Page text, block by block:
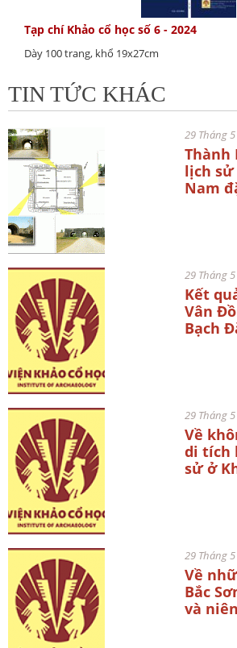
Tạp chí Khảo cổ học số 6 - 2024
Dày 100 trang, khổ 19x27cm
TIN TỨC KHÁC
29 Tháng
Thành
lịch sử
Nam
29 Tháng
Kết
Vân
Bạch
29 Tháng
Về
di tích
sử ở
29 Tháng
Về
Bắc
và